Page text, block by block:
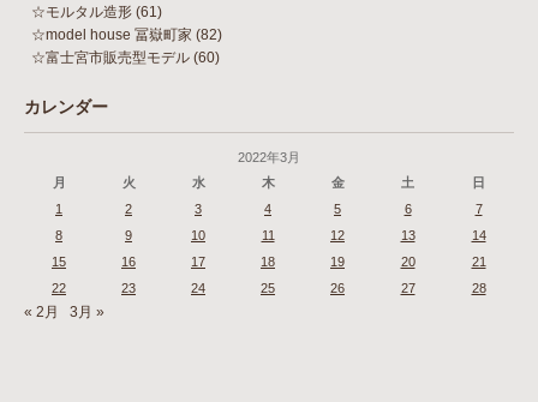
☆モルタル造形 (61)
☆model house 冨嶽町家 (82)
☆富士宮市販売型モデル (60)
カレンダー
2022年3月
月
火 水 木 金 土
日
1
2 3 4 5 6
7
8
9 10 11 12 13
14
15
16 17 18 19 20
21
22
23 24 25 26 27 28
« 2月 3月 »